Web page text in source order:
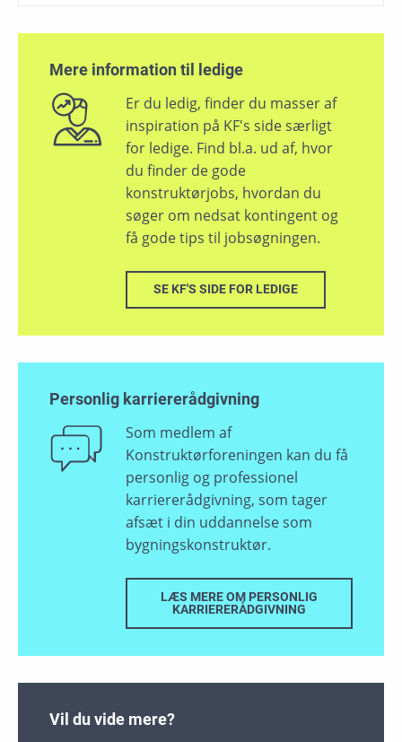
Mere information til ledige
Er du ledig, finder du masser af
inspiration på KF's side særligt
for ledige. Find bl.a. ud af, hvor
du finder de gode
konstruktørjobs, hvordan du
søger om nedsat kontingent og
få gode tips til jobsøgningen.
SE KF'S SIDE FOR LEDIGE
Personlig karriererådgivning
Som medlem af
Konstruktørforeningen kan du få
personlig og professionel
karriererådgivning, som tager
afsæt i din uddannelse som
bygningskonstruktør.
LÆS MERE OM PERSONLIG
KARRIERERÅDGIVNING
Vil du vide mere?